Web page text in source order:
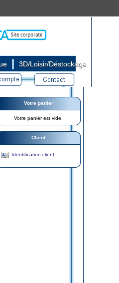
3D/Loisir/Déstockage
Votre panier
Votre panier est vide.
Client
Identification client